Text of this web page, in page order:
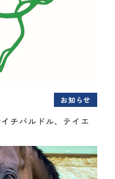
お知らせ
チバルドル、テイエ